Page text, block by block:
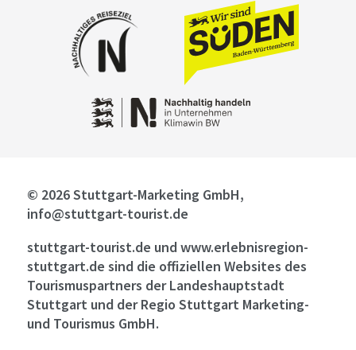
© 2026 Stuttgart-Marketing GmbH,
info@stuttgart-tourist.de
stuttgart-tourist.de und www.erlebnisregion-
stuttgart.de sind die offiziellen Websites des
Tourismuspartners der Landeshauptstadt
Stuttgart und der Regio Stuttgart Marketing-
und Tourismus GmbH.